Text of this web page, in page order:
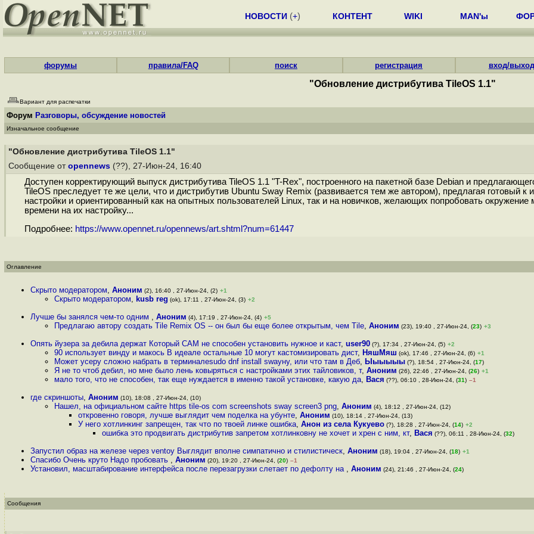
НОВОСТИ (+) КОНТЕНТ WIKI MAN'ы
форумы правила/FAQ поиск регистрация вход/выход
"Обновление дистрибутива TileOS 1.1"
Вариант для распечатки
Форум Разговоры, обсуждение новостей
Изначальное сообщение
"Обновление дистрибутива TileOS 1.1"
Сообщение от opennews (??), 27-Июн-24, 16:40
Доступен корректирующий выпуск дистрибутива TileOS 1.1 "T-Rex", построенного на пакетной базе Debian и
TileOS преследует те же цели, что и дистрибутив Ubuntu Sway Remix (развивается тем же автором), предлагая готовый
настройки и ориентированный как на опытных пользователей Linux, так и на новичков, желающих попробовать
времени на их настройку...
Подробнее: https://www.opennet.ru/opennews/art.shtml?num=61447
Оглавление
Скрыто модератором, Аноним (2), 16:40 , 27-Июн-24, (2) +1
Скрыто модератором, kusb reg (ok), 17:11 , 27-Июн-24, (3) +2
Лучше бы занялся чем-то одним , Аноним (4), 17:19 , 27-Июн-24, (4) +5
Предлагаю автору создать Tile Remix OS -- он был бы еще более открытым, чем Tile, Аноним (23), 19:40 , 27-Июн-24, (23) +3
Опять йузера за дебила держат Который САМ не способен установить нужное и каст, user90 (?), 17:34 , 27-Июн-24, (5) +2
90 использует винду и макось В идеале остальные 10 могут кастомизировать дист, НяшМяш (ok), 17:46 , 27-Июн-24, (6) +1
Может усеру сложно набрать в терминалеsudo dnf install swayну, или что там в Деб, Ыыыыыы (?), 18:54 , 27-Июн-24, (17)
Я не то чтоб дебил, но мне было лень ковыряться с настройками этих тайловиков, т, Аноним (26), 22:46 , 27-Июн-24, (26) +1
мало того, что не способен, так еще нуждается в именно такой установке, какую да, Вася (??), 06:10 , 28-Июн-24, (31) –1
где скриншоты, Аноним (10), 18:08 , 27-Июн-24, (10)
Нашел, на официальном сайте https tile-os com screenshots sway screen3 png, Аноним (4), 18:12 , 27-Июн-24, (12)
откровенно говоря, лучше выглядит чем поделка на убунте, Аноним (10), 18:14 , 27-Июн-24, (13)
У него хотлинкинг запрещен, так что по твоей линке ошибка, Анон из села Кукуево (?), 18:28 , 27-Июн-24, (14) +2
ошибка это продвигать дистрибутив запретом хотлинковну не хочет и хрен с ним, кт, Вася (??), 06:11 , 28-Июн-24, (32)
Запустил образ на железе через ventoy Выглядит вполне симпатично и стилистическ, Аноним (18), 19:04 , 27-Июн-24, (18) +1
Спасибо Очень круто Надо пробовать , Аноним (20), 19:20 , 27-Июн-24, (20) –1
Установил, масштабирование интерфейса после перезагрузки слетает по дефолту на , Аноним (24), 21:46 , 27-Июн-24, (24)
Сообщения